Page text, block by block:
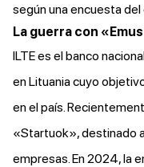
según una encuesta
La guerra con
ILTE es el banco
en Lituania cuyo
en el país.
«Startuok», destinado
empresas. En 2024, la